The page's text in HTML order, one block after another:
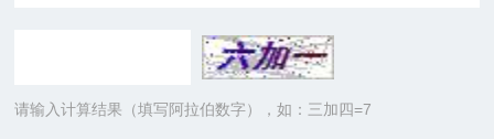
请输入计算结果（填写阿拉伯数字），如：三加四=7